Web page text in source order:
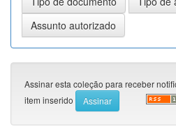
Assinar esta coleção para receber
item inserido